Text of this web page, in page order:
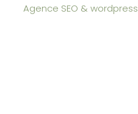
Agence SEO & wordpress